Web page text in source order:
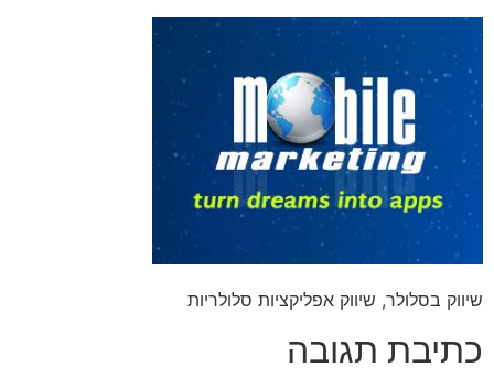
שיווק בסלולר, שיווק אפליקציות סלולריות
כתיבת תגובה